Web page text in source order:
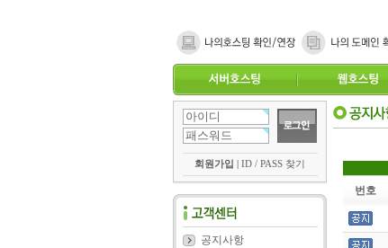
회원가입 | ID / PASS 찾기
공지사항
번호